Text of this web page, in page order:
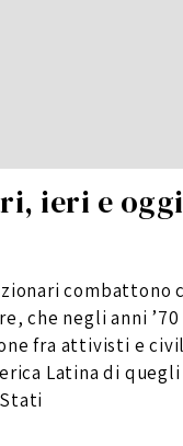
ieri e
combattono
che negli anni ’70
fra attivisti e
Latina di quegli